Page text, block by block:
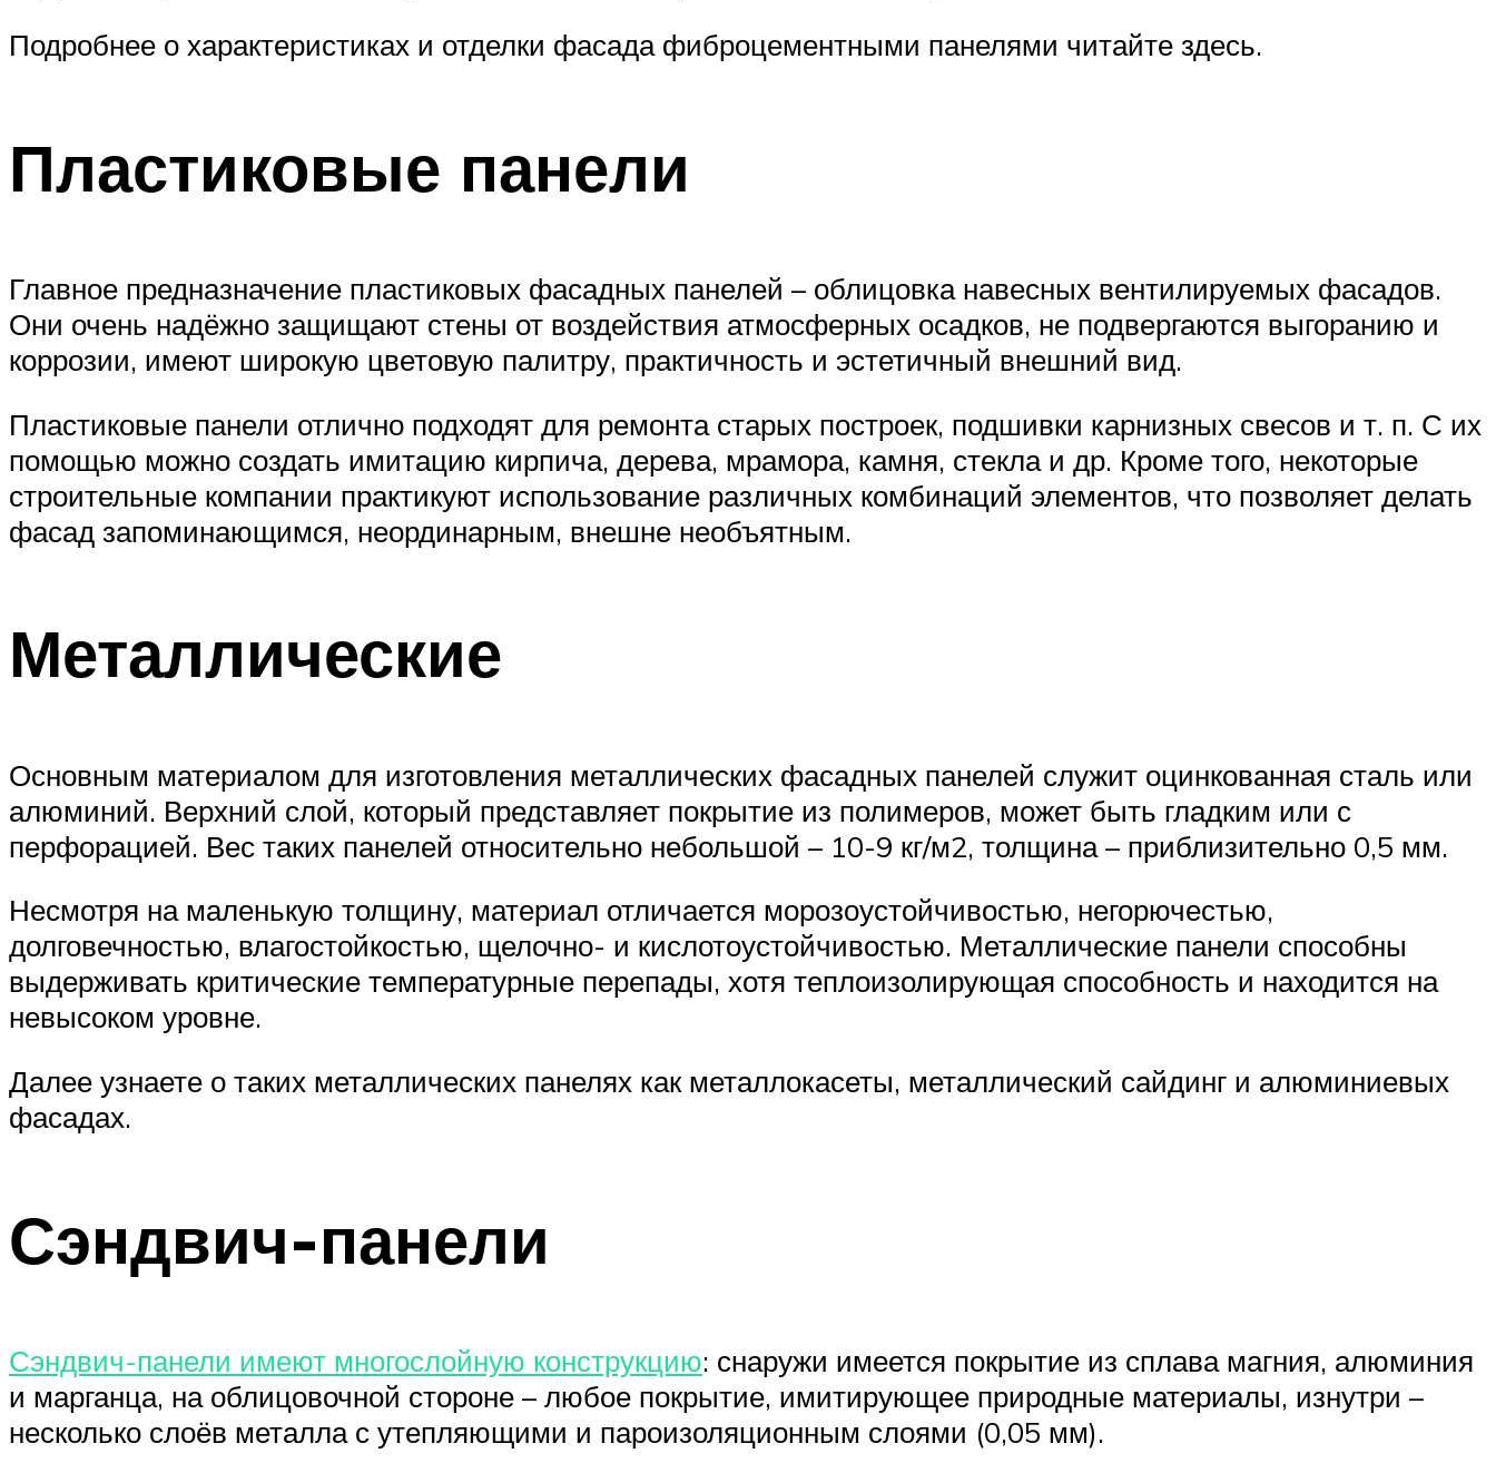
Подробнее о характеристиках и отделки фасада фиброцементными панелями читайте здесь.
Пластиковые панели
Главное предназначение пластиковых фасадных панелей – облицовка навесных вентилируемых фасадов.
Они очень надёжно защищают стены от воздействия атмосферных осадков, не подвергаются выгоранию и
коррозии, имеют широкую цветовую палитру, практичность и эстетичный внешний вид.
Пластиковые панели отлично подходят для ремонта старых построек, подшивки карнизных свесов и т. п. С их
помощью можно создать имитацию кирпича, дерева, мрамора, камня, стекла и др. Кроме того, некоторые
строительные компании практикуют использование различных комбинаций элементов, что позволяет делать
фасад запоминающимся, неординарным, внешне необъятным.
Металлические
Основным материалом для изготовления металлических фасадных панелей служит оцинкованная сталь или
алюминий. Верхний слой, который представляет покрытие из полимеров, может быть гладким или с
перфорацией. Вес таких панелей относительно небольшой – 10-9 кг/м2, толщина – приблизительно 0,5 мм.
Несмотря на маленькую толщину, материал отличается морозоустойчивостью, негорючестью,
долговечностью, влагостойкостью, щелочно- и кислотоустойчивостью. Металлические панели способны
выдерживать критические температурные перепады, хотя теплоизолирующая способность и находится на
невысоком уровне.
Далее узнаете о таких металлических панелях как металлокасеты, металлический сайдинг и алюминиевых
фасадах.
Сэндвич-панели
Сэндвич-панели имеют многослойную конструкцию: снаружи имеется покрытие из сплава магния, алюминия
и марганца, на облицовочной стороне – любое покрытие, имитирующее природные материалы, изнутри –
несколько слоёв металла с утепляющими и пароизоляционным слоями (0,05 мм).